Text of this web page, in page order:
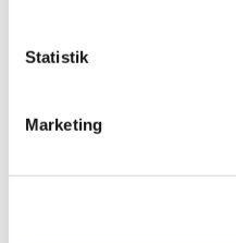
Statistik
Marketing